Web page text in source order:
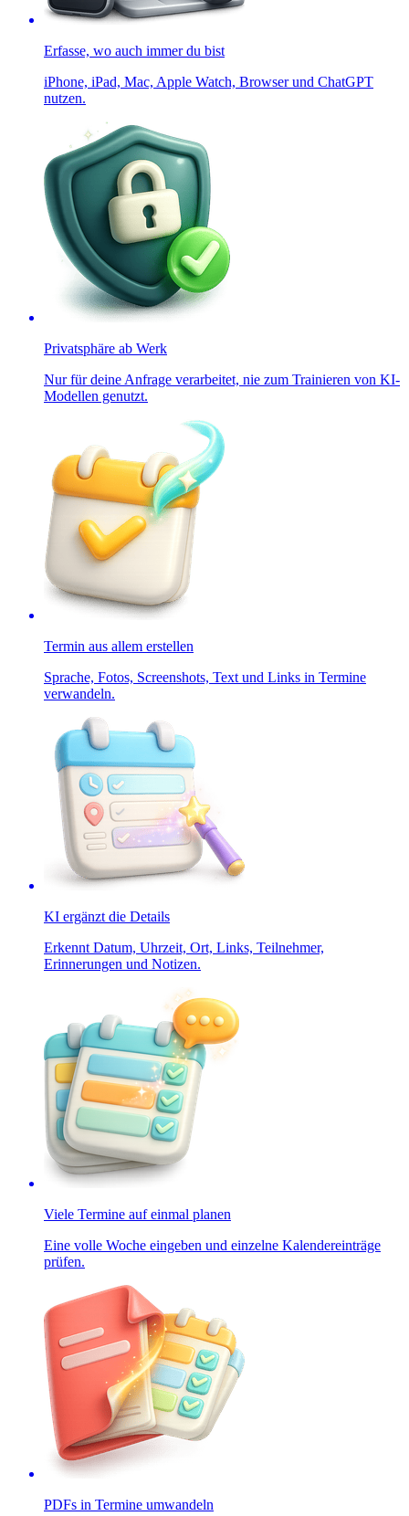
Erfasse, wo auch immer du bist
iPhone, iPad, Mac, Apple Watch, Browser und ChatGPT
nutzen.
Privatsphäre ab Werk
Nur für deine Anfrage verarbeitet, nie zum Trainieren von KI-
Modellen genutzt.
Termin aus allem erstellen
Sprache, Fotos, Screenshots, Text und Links in Termine
verwandeln.
KI ergänzt die Details
Erkennt Datum, Uhrzeit, Ort, Links, Teilnehmer,
Erinnerungen und Notizen.
Viele Termine auf einmal planen
Eine volle Woche eingeben und einzelne Kalendereinträge
prüfen.
PDFs in Termine umwandeln